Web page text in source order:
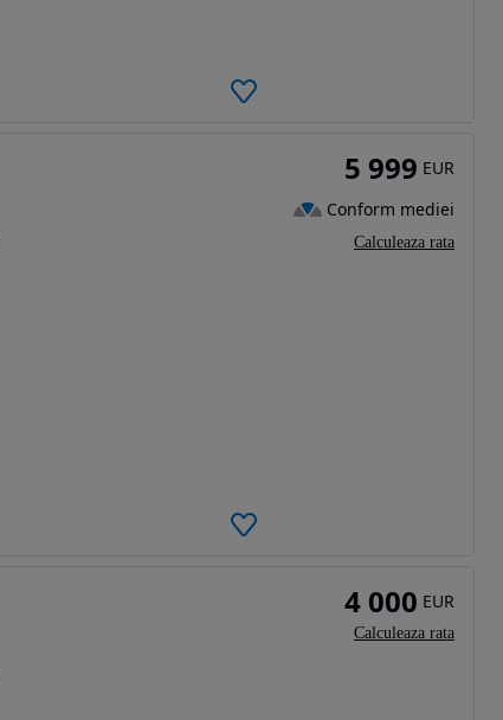
5 999 EUR
Conform mediei
Calculeaza rata
4 000 EUR
Calculeaza rata